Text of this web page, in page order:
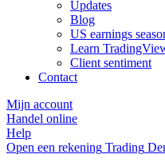
Updates
Blog
US earnings
Learn
Client sentiment
Contact
Mijn account
Handel online
Help
Open een rekening Trading